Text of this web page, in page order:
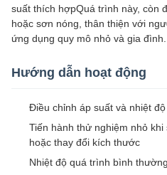
suất thích hợpQuá trình này, còn
hoặc sơn nóng, thân thiện với
ứng dụng quy mô nhỏ và gia đình.
Hướng dẫn hoạt động
Điều chỉnh áp suất và nhiệt
Tiến hành thử nghiệm nhỏ
hoặc thay đổi kích thước
Nhiệt độ quá trình bình